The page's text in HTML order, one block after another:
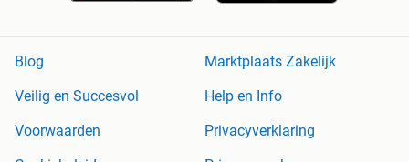
Blog
Marktplaats Zakelijk
Veilig en Succesvol
Help en Info
Voorwaarden
Privacyverklaring